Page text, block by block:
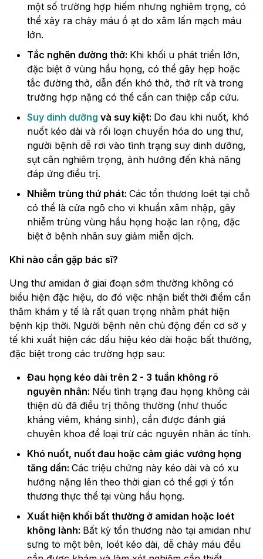
một số trường hợp hiếm nhưng nghiêm trọng, có
thể xảy ra chảy máu ồ ạt do xâm lấn mạch máu
lớn.
Tắc nghẽn đường thở: Khi khối u phát triển lớn,
đặc biệt ở vùng hầu họng, có thể gây hẹp hoặc
tắc đường thở, dẫn đến khó thở, thở rít và trong
trường hợp nặng có thể cần can thiệp cấp cứu.
Suy dinh dưỡng và suy kiệt: Do đau khi nuốt, khó
nuốt kéo dài và rối loạn chuyển hóa do ung thư,
người bệnh dễ rơi vào tình trạng suy dinh dưỡng,
sụt cân nghiêm trọng, ảnh hưởng đến khả năng
đáp ứng điều trị.
Nhiễm trùng thứ phát: Các tổn thương loét tại chỗ
có thể là cửa ngõ cho vi khuẩn xâm nhập, gây
nhiễm trùng vùng hầu họng hoặc lan rộng, đặc
biệt ở bệnh nhân suy giảm miễn dịch.
Khi nào cần gặp bác sĩ?
Ung thư amidan ở giai đoạn sớm thường không có
biểu hiện đặc hiệu, do đó việc nhận biết thời điểm cần
thăm khám y tế là rất quan trọng nhằm phát hiện
bệnh kịp thời. Người bệnh nên chủ động đến cơ sở y
tế khi xuất hiện các dấu hiệu kéo dài hoặc bất thường,
đặc biệt trong các trường hợp sau:
Đau họng kéo dài trên 2 - 3 tuần không rõ
nguyên nhân: Nếu tình trạng đau họng không cải
thiện dù đã điều trị thông thường (như thuốc
kháng viêm, kháng sinh), cần được đánh giá
chuyên khoa để loại trừ các nguyên nhân ác tính.
Khó nuốt, nuốt đau hoặc cảm giác vướng họng
tăng dần: Các triệu chứng này kéo dài và có xu
hướng nặng lên theo thời gian có thể gợi ý tổn
thương thực thể tại vùng hầu họng.
Xuất hiện khối bất thường ở amidan hoặc loét
không lành: Bất kỳ tổn thương nào tại amidan như
sưng to một bên, loét kéo dài, dễ chảy máu đều